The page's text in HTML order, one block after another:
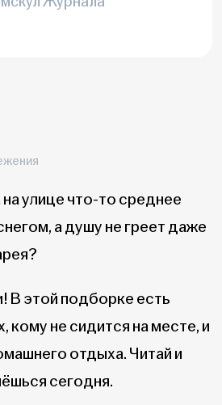
улице что-то среднее
а душу не греет даже
В этой подборке есть
кому не сидится на месте, и
отдыха. Читай и
сегодня.